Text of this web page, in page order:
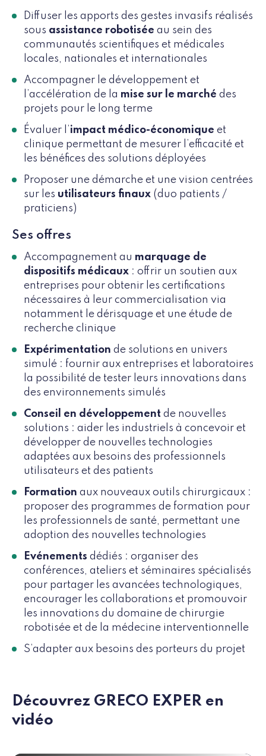
Diffuser les apports des gestes invasifs réalisés
sous assistance robotisée au sein des
communautés scientifiques et médicales
locales, nationales et internationales
Accompagner le développement et
l’accélération de la mise sur le marché des
projets pour le long terme
Évaluer l’impact médico-économique et
clinique permettant de mesurer l’efficacité et
les bénéfices des solutions déployées
Proposer une démarche et une vision centrées
sur les utilisateurs finaux (duo patients /
praticiens)
Ses offres
Accompagnement au marquage de
dispositifs médicaux : offrir un soutien aux
entreprises pour obtenir les certifications
nécessaires à leur commercialisation via
notamment le dérisquage et une étude de
recherche clinique
Expérimentation de solutions en univers
simulé : fournir aux entreprises et laboratoires
la possibilité de tester leurs innovations dans
des environnements simulés
Conseil en développement de nouvelles
solutions : aider les industriels à concevoir et
développer de nouvelles technologies
adaptées aux besoins des professionnels
utilisateurs et des patients
Formation aux nouveaux outils chirurgicaux :
proposer des programmes de formation pour
les professionnels de santé, permettant une
adoption des nouvelles technologies
Evénements dédiés : organiser des
conférences, ateliers et séminaires spécialisés
pour partager les avancées technologiques,
encourager les collaborations et promouvoir
les innovations du domaine de chirurgie
robotisée et de la médecine interventionnelle
S’adapter aux besoins des porteurs du projet
Découvrez GRECO EXPER en
vidéo